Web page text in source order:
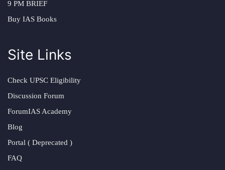
9 PM BRIEF
Buy IAS Books
Site Links
Check UPSC Eligibility
Discussion Forum
ForumIAS Academy
Blog
Portal ( Deprecated )
FAQ